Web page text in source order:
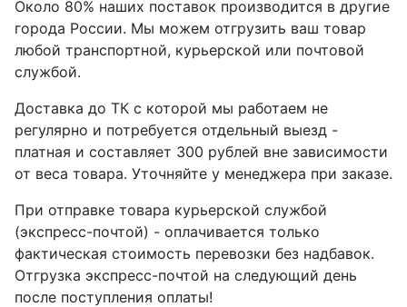
Около 80% наших поставок производится в другие
города России. Мы можем отгрузить ваш товар
любой транспортной, курьерской или почтовой
службой.
Доставка до ТК с которой мы работаем не
регулярно и потребуется отдельный выезд -
платная и составляет 300 рублей вне зависимости
от веса товара. Уточняйте у менеджера при заказе.
При отправке товара курьерской службой
(экспресс-почтой) - оплачивается только
фактическая стоимость перевозки без надбавок.
Отгрузка экспресс-почтой на следующий день
после поступления оплаты!